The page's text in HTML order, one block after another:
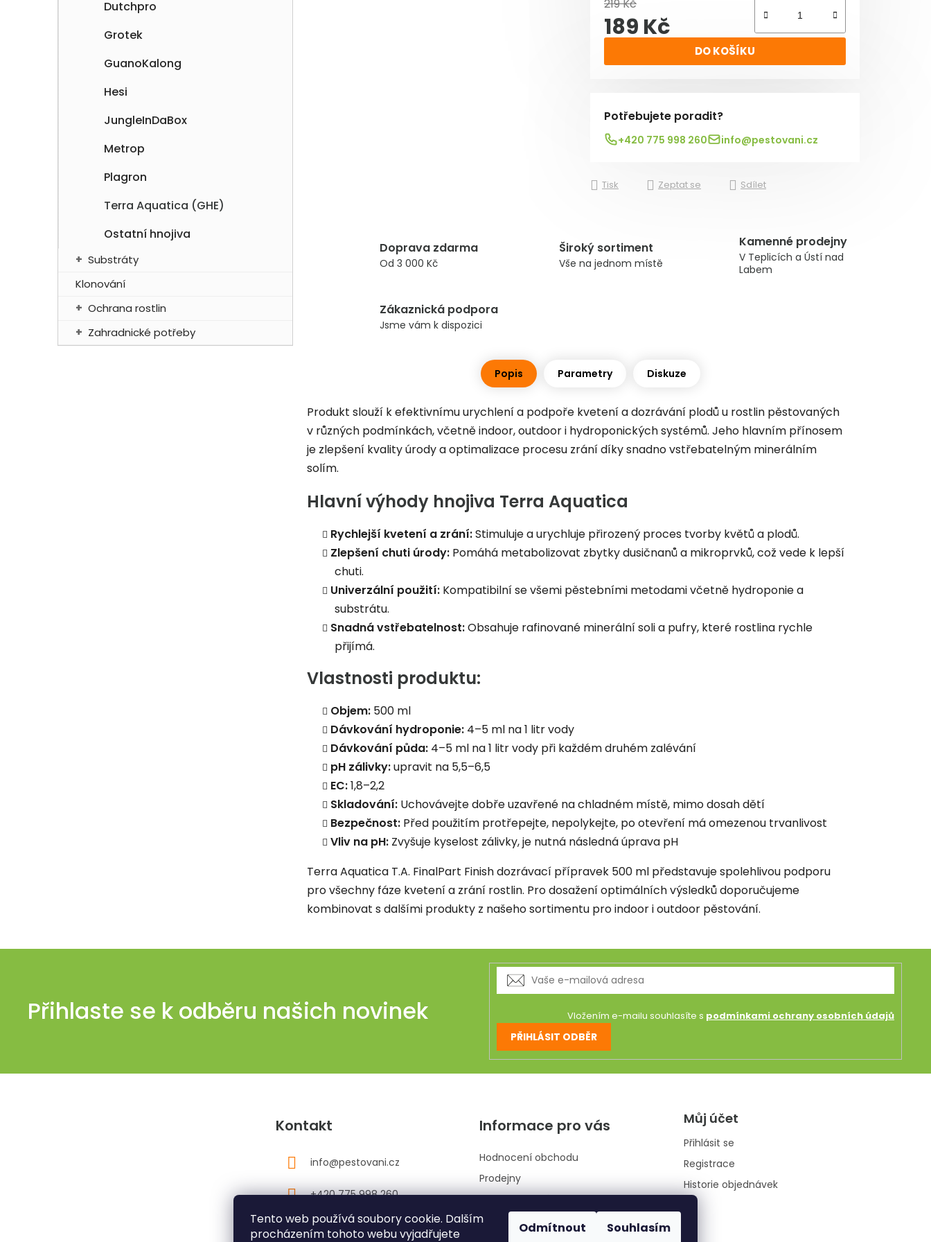
Tento web používá soubory cookie. Dalším
procházením tohoto webu vyjadřujete
Odmítnout Souhlasím
Dutchpro
Grotek
GuanoKalong
Hesi
JungleInDaBox
Metrop
Plagron
Terra Aquatica (GHE)
Ostatní hnojiva
Substráty
Klonování
Ochrana rostlin
Zahradnické potřeby
219 Kč
189 Kč
DO KOŠÍKU
Potřebujete poradit?
+420 775 998 260 info@pestovani.cz
Tisk Zeptat se Sdílet
Doprava zdarma
Od 3 000 Kč
Široký sortiment
Vše na jednom místě
Kamenné prodejny
V Teplicích a Ústí nad
Labem
Zákaznická podpora
Jsme vám k dispozici
Popis Parametry Diskuze
Produkt slouží k efektivnímu urychlení a podpoře kvetení a dozrávání plodů u rostlin pěstovaných
v různých podmínkách, včetně indoor, outdoor i hydroponických systémů. Jeho hlavním přínosem
je zlepšení kvality úrody a optimalizace procesu zrání díky snadno vstřebatelným minerálním
solím.
Hlavní výhody hnojiva Terra Aquatica
Rychlejší kvetení a zrání:Stimuluje a urychluje přirozený proces tvorby květů a plodů.
Zlepšení chuti úrody: Pomáhá metabolizovat zbytky dusičnanů a mikroprvků, což vede k lepší
chuti.
Univerzální použití: Kompatibilní se všemi pěstebními metodami včetně hydroponie a
substrátu.
Snadná vstřebatelnost:Obsahuje rafinované minerální soli a pufry, které rostlina rychle
přijímá.
Vlastnosti produktu:
Objem: 500 ml
Dávkování hydroponie: 4–5 ml na 1 litr vody
Dávkování půda: 4–5 ml na 1 litr vody při každém druhém zalévání
pH zálivky:upravit na 5,5–6,5
EC:1,8–2,2
Skladování: Uchovávejte dobře uzavřené na chladném místě, mimo dosah dětí
Bezpečnost: Před použitím protřepejte, nepolykejte, po otevření má omezenou trvanlivost
Vliv na pH: Zvyšuje kyselost zálivky, je nutná následná úprava pH
Terra Aquatica T.A. FinalPart Finish dozrávací přípravek 500 ml představuje spolehlivou podporu
pro všechny fáze kvetení a zrání rostlin. Pro dosažení optimálních výsledků doporučujeme
kombinovat s dalšími produkty z našeho sortimentu pro indoor i outdoor pěstování.
Přihlaste se k odběru našich novinek Vložením e-mailu souhlasíte s podmínkami ochrany osobních údajů
PŘIHLÁSIT ODBĚR
Kontakt
info@pestovani.cz
+420 775 998 260
Informace pro vás
Hodnocení obchodu
Prodejny
Kontaktujte nás
Obchodní podmínky
Můj účet
Přihlásit se
Registrace
Historie objednávek